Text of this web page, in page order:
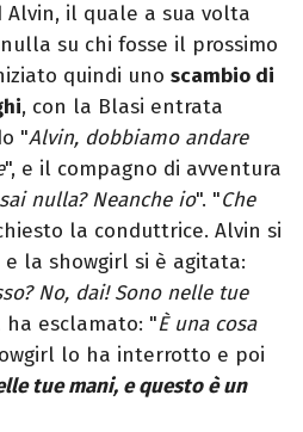
Alvin, il quale a sua volta
su chi fosse il prossimo
quindi uno scambio di
, con la Blasi entrata
"Alvin, dobbiamo andare
", e il compagno di avventura
nulla? Neanche io". "Che
la conduttrice. Alvin si
la showgirl si è agitata:
No, dai! Sono nelle tue
esclamato: "È una cosa
lo ha interrotto e poi
tue mani, e questo è un